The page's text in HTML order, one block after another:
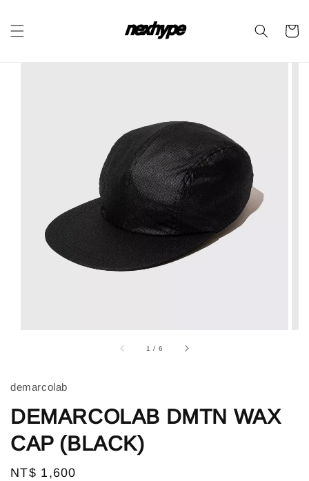
1 / 6
demarcolab
DEMARCOLAB DMTN WAX
CAP (BLACK)
Regular
NT$ 1,600